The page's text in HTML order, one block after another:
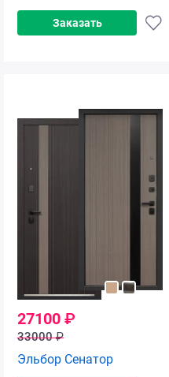
Заказать
27100 ₽
33000₽
Эльбор Сенатор